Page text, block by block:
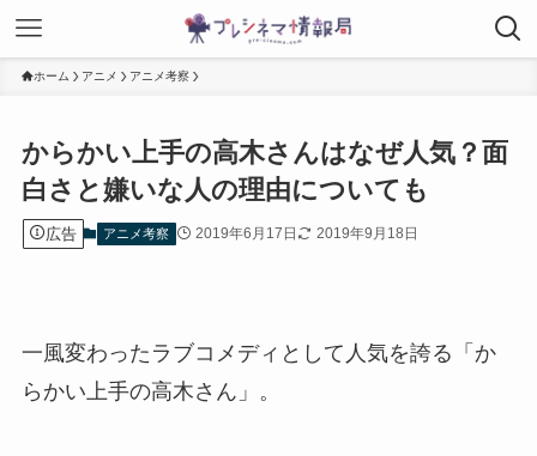
ホーム アニメ アニメ考察
からかい上手の高木さんはなぜ人気？面
白さと嫌いな人の理由についても
広告 アニメ考察 2019年6月17日 2019年9月18日
一風変わったラブコメディとして人気を誇る「か
らかい上手の高木さん」。